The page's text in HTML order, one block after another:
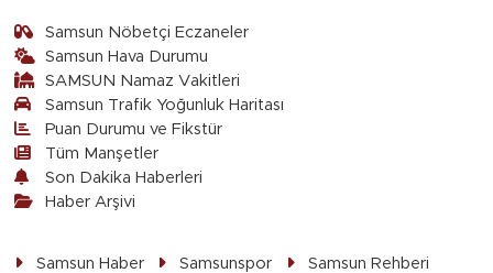
Samsun Nöbetçi Eczaneler
Samsun Hava Durumu
SAMSUN Namaz Vakitleri
Samsun Trafik Yoğunluk Haritası
Puan Durumu ve Fikstür
Tüm Manşetler
Son Dakika Haberleri
Haber Arşivi
Samsun Haber Samsunspor
Samsun Rehberi